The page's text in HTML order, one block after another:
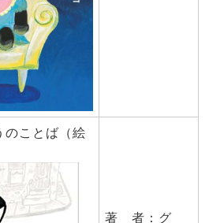
のことば（絵
著 者：グ